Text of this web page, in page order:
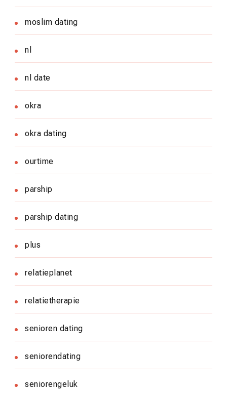
moslim dating
nl
nl date
okra
okra dating
ourtime
parship
parship dating
plus
relatieplanet
relatietherapie
senioren dating
seniorendating
seniorengeluk